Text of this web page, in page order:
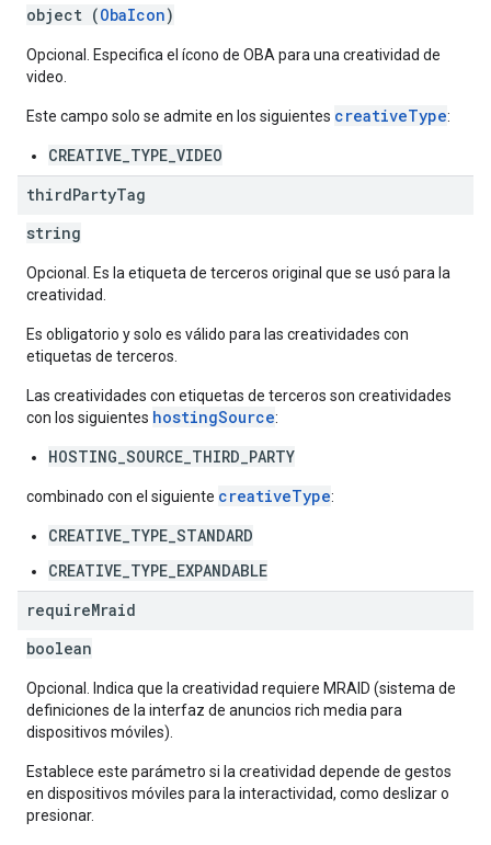
object (ObaIcon)
Opcional. Especifica el ícono de OBA para una creatividad de
video.
Este campo solo se admite en los siguientes creativeType:
CREATIVE_TYPE_VIDEO
thirdPartyTag
string
Opcional. Es la etiqueta de terceros original que se usó para la
creatividad.
Es obligatorio y solo es válido para las creatividades con
etiquetas de terceros.
Las creatividades con etiquetas de terceros son creatividades
con los siguientes hostingSource:
HOSTING_SOURCE_THIRD_PARTY
combinado con el siguiente creativeType:
CREATIVE_TYPE_STANDARD
CREATIVE_TYPE_EXPANDABLE
requireMraid
boolean
Opcional. Indica que la creatividad requiere MRAID (sistema de
definiciones de la interfaz de anuncios rich media para
dispositivos móviles).
Establece este parámetro si la creatividad depende de gestos
en dispositivos móviles para la interactividad, como deslizar o
presionar.